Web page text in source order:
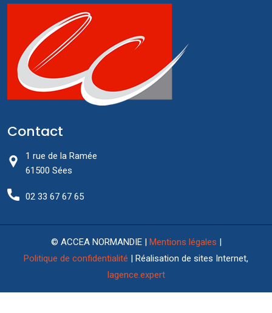
Contact
1 rue de la Ramée
61500 Sées
02 33 67 67 65
© ACCEA NORMANDIE | Mentions légales |
Politique de confidentialité | Réalisation de sites Internet,
lagence.expert